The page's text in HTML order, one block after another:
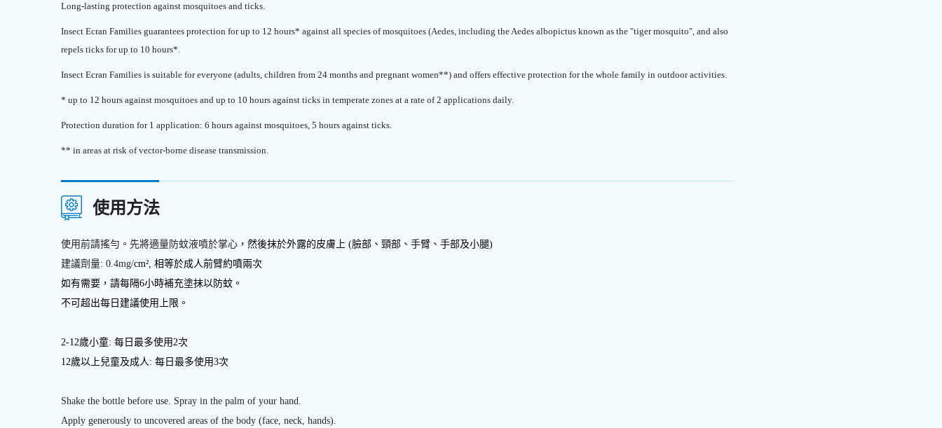
Long-lasting protection against mosquitoes and ticks.
Insect Ecran Families guarantees protection for up to 12 hours* against all species of mosquitoes (Aedes, including the Aedes albopictus known as the "tiger mosquito", and also
repels ticks for up to 10 hours*.
Insect Ecran Families is suitable for everyone (adults, children from 24 months and pregnant women**) and offers effective protection for the whole family in outdoor activities.
* up to 12 hours against mosquitoes and up to 10 hours against ticks in temperate zones at a rate of 2 applications daily.
Protection duration for 1 application: 6 hours against mosquitoes, 5 hours against ticks.
** in areas at risk of vector-borne disease transmission.
使用方法
使用前請搖勻。先將適量防蚊液噴於掌心 ，然後抹於外露的皮膚上 (臉部 、 頸部 、 手臂、手部及小腿)
建議劑量: 0.4mg/cm², 相等於成人前臂約噴兩次
如有需要，請每隔6小時補充塗抹以防蚊。
不可超出每日建議使用上限 。
2-12歲小童: 每日最多使用2次
12歲以上兒童及成人: 每日最多使用3次
Shake the bottle before use. Spray in the palm of your hand.
Apply generously to uncovered areas of the body (face, neck, hands).